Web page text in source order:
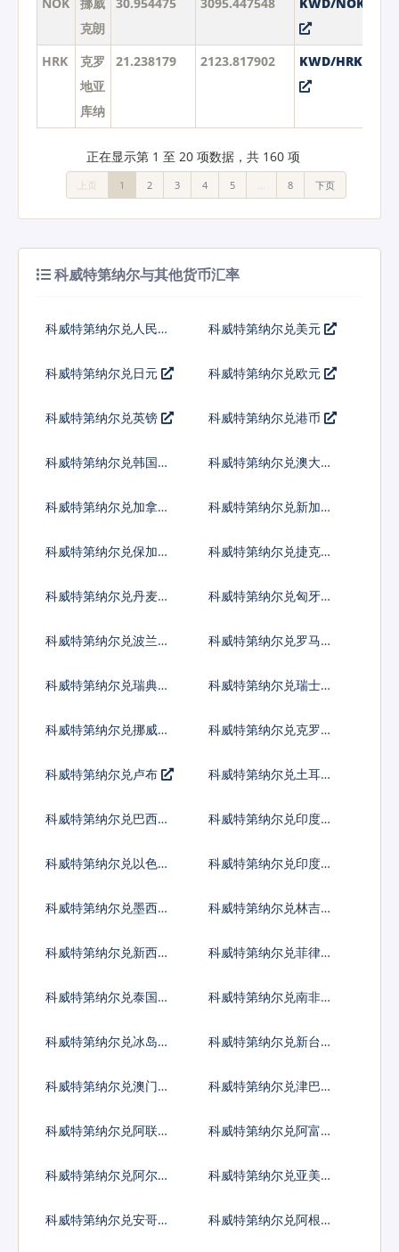
克朗
HRK
克罗
地亚
库纳
21.238179 2123.817902 KWD/HRK
正在显示第 1 至 20 项数据，共 160 项
上页 1 2 3 4 5 8 下页
科威特第纳尔与其他货币汇率
科威特第纳尔兑人民币 科威特第纳尔兑美元
科威特第纳尔兑日元 科威特第纳尔兑欧元
科威特第纳尔兑英镑 科威特第纳尔兑港币
科威特第纳尔兑韩国元
科威特第纳尔兑澳大利
科威特第纳尔兑加拿大
科威特第纳尔兑新加坡
科威特第纳尔兑保加利
科威特第纳尔兑捷克货
科威特第纳尔兑丹麦克
科威特第纳尔兑匈牙利
科威特第纳尔兑波兰兹
科威特第纳尔兑罗马尼
科威特第纳尔兑瑞典克
科威特第纳尔兑瑞士法
科威特第纳尔兑挪威克
科威特第纳尔兑克罗地
科威特第纳尔兑卢布
科威特第纳尔兑土耳其
科威特第纳尔兑巴西雷
科威特第纳尔兑印度尼
科威特第纳尔兑以色列
科威特第纳尔兑印度卢
科威特第纳尔兑墨西哥
科威特第纳尔兑林吉特
科威特第纳尔兑新西兰
科威特第纳尔兑菲律宾
科威特第纳尔兑泰国铢
科威特第纳尔兑南非兰
科威特第纳尔兑冰岛克
科威特第纳尔兑新台币
科威特第纳尔兑澳门元
科威特第纳尔兑津巴布
科威特第纳尔兑阿联酋
科威特第纳尔兑阿富汗
科威特第纳尔兑阿尔巴
科威特第纳尔兑亚美尼
科威特第纳尔兑安哥拉
科威特第纳尔兑阿根廷